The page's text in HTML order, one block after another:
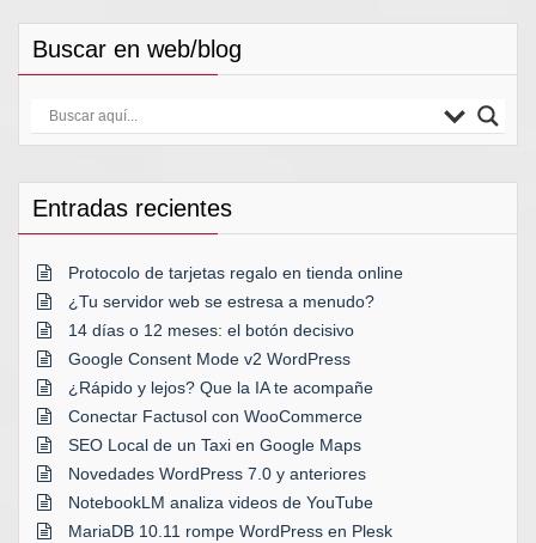
Buscar en web/blog
Entradas recientes
Protocolo de tarjetas regalo en tienda online
¿Tu servidor web se estresa a menudo?
14 días o 12 meses: el botón decisivo
Google Consent Mode v2 WordPress
¿Rápido y lejos? Que la IA te acompañe
Conectar Factusol con WooCommerce
SEO Local de un Taxi en Google Maps
Novedades WordPress 7.0 y anteriores
NotebookLM analiza videos de YouTube
MariaDB 10.11 rompe WordPress en Plesk